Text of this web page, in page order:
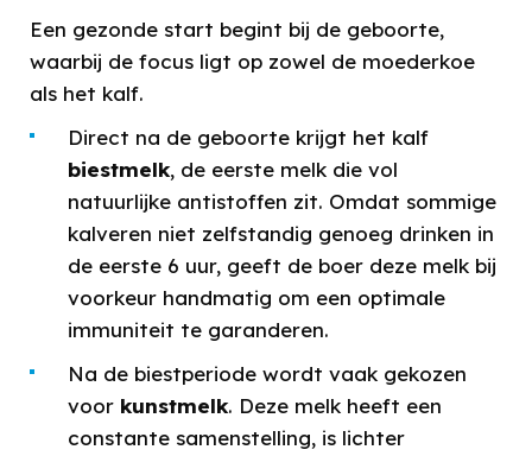
Een gezonde start begint bij de geboorte,
waarbij de focus ligt op zowel de moederkoe
als het kalf.
Direct na de geboorte krijgt het kalf
biestmelk, de eerste melk die vol
natuurlijke antistoffen zit. Omdat sommige
kalveren niet zelfstandig genoeg drinken in
de eerste 6 uur, geeft de boer deze melk bij
voorkeur handmatig om een optimale
immuniteit te garanderen.
Na de biestperiode wordt vaak gekozen
voor kunstmelk. Deze melk heeft een
constante samenstelling, is lichter